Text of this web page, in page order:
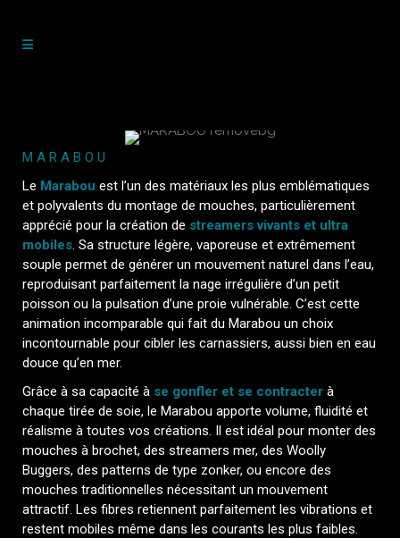
MARABOU
Le Marabou est l’un des matériaux les plus emblématiques
et polyvalents du montage de mouches, particulièrement
apprécié pour la création de streamers vivants et ultra
mobiles. Sa structure légère, vaporeuse et extrêmement
souple permet de générer un mouvement naturel dans l’eau,
reproduisant parfaitement la nage irrégulière d’un petit
poisson ou la pulsation d’une proie vulnérable. C’est cette
animation incomparable qui fait du Marabou un choix
incontournable pour cibler les carnassiers, aussi bien en eau
douce qu’en mer.
Grâce à sa capacité à se gonfler et se contracter à
chaque tirée de soie, le Marabou apporte volume, fluidité et
réalisme à toutes vos créations. Il est idéal pour monter des
mouches à brochet, des streamers mer, des Woolly
Buggers, des patterns de type zonker, ou encore des
mouches traditionnelles nécessitant un mouvement
attractif. Les fibres retiennent parfaitement les vibrations et
restent mobiles même dans les courants les plus faibles.